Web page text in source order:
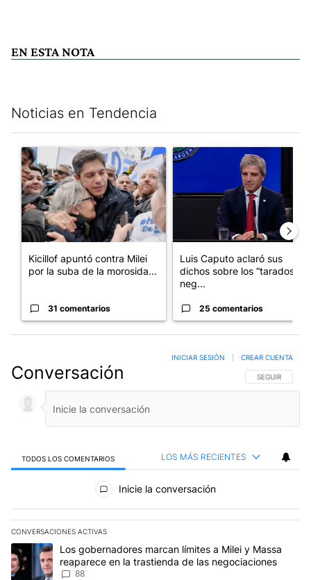
EN ESTA NOTA
Noticias en Tendencia
Un artículo de tendencia con el título "Kicillof apuntó contra
Kicillof apuntó contra Milei
por la suba de la morosida...
31 comentarios
Un artículo de tendencia con
Luis Caputo aclaró sus
dichos sobre los “tarados” y
neg...
25 comentarios
Conversación SIGA ESTA
SEGUIR
INICIAR SESIÓN CREAR CUENTA
TODOS LOS COMENTARIOS LOS MÁS RECIENTES
Todos los comentarios
Inicie la conversación
CONVERSACIONES ACTIVAS
Este listado muestra los artículos con más comentarios en los
Un artículo de tendencia con el título "Los gobernadores
Los gobernadores marcan límites a Milei y Massa
reaparece en la trastienda de las negociaciones
88